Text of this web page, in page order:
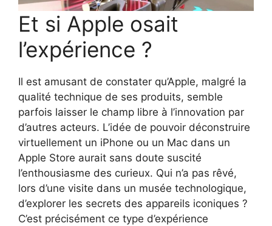
Et si Apple osait
l’expérience ?
Il est amusant de constater qu’Apple, malgré la
qualité technique de ses produits, semble
parfois laisser le champ libre à l’innovation par
d’autres acteurs. L’idée de pouvoir déconstruire
virtuellement un iPhone ou un Mac dans un
Apple Store aurait sans doute suscité
l’enthousiasme des curieux. Qui n’a pas rêvé,
lors d’une visite dans un musée technologique,
d’explorer les secrets des appareils iconiques ?
C’est précisément ce type d’expérience